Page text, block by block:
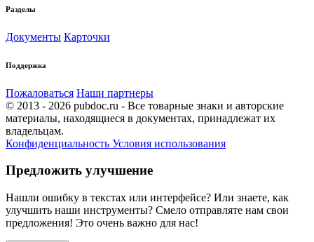
Разделы
Документы Карточки
Поддержка
Пожаловаться Наши партнеры
© 2013 - 2026 pubdoc.ru - Все товарные знаки и авторские
материалы, находящиеся в документах, принадлежат их
владельцам.
Конфиденциальность Условия использования
Предложить улучшение
Нашли ошибку в текстах или интерфейсе? Или знаете, как
улучшить наши инструменты? Смело отправляте нам свои
предложения! Это очень важно для нас!